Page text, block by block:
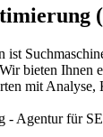
ist
bieten Ihnen
mit Analyse,